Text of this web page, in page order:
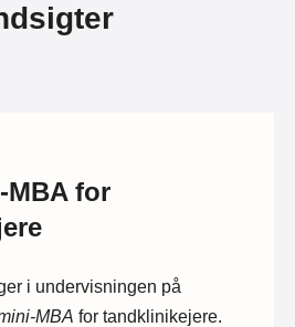
MBA for
i undervisningen på
MBA for tandklinikejere.